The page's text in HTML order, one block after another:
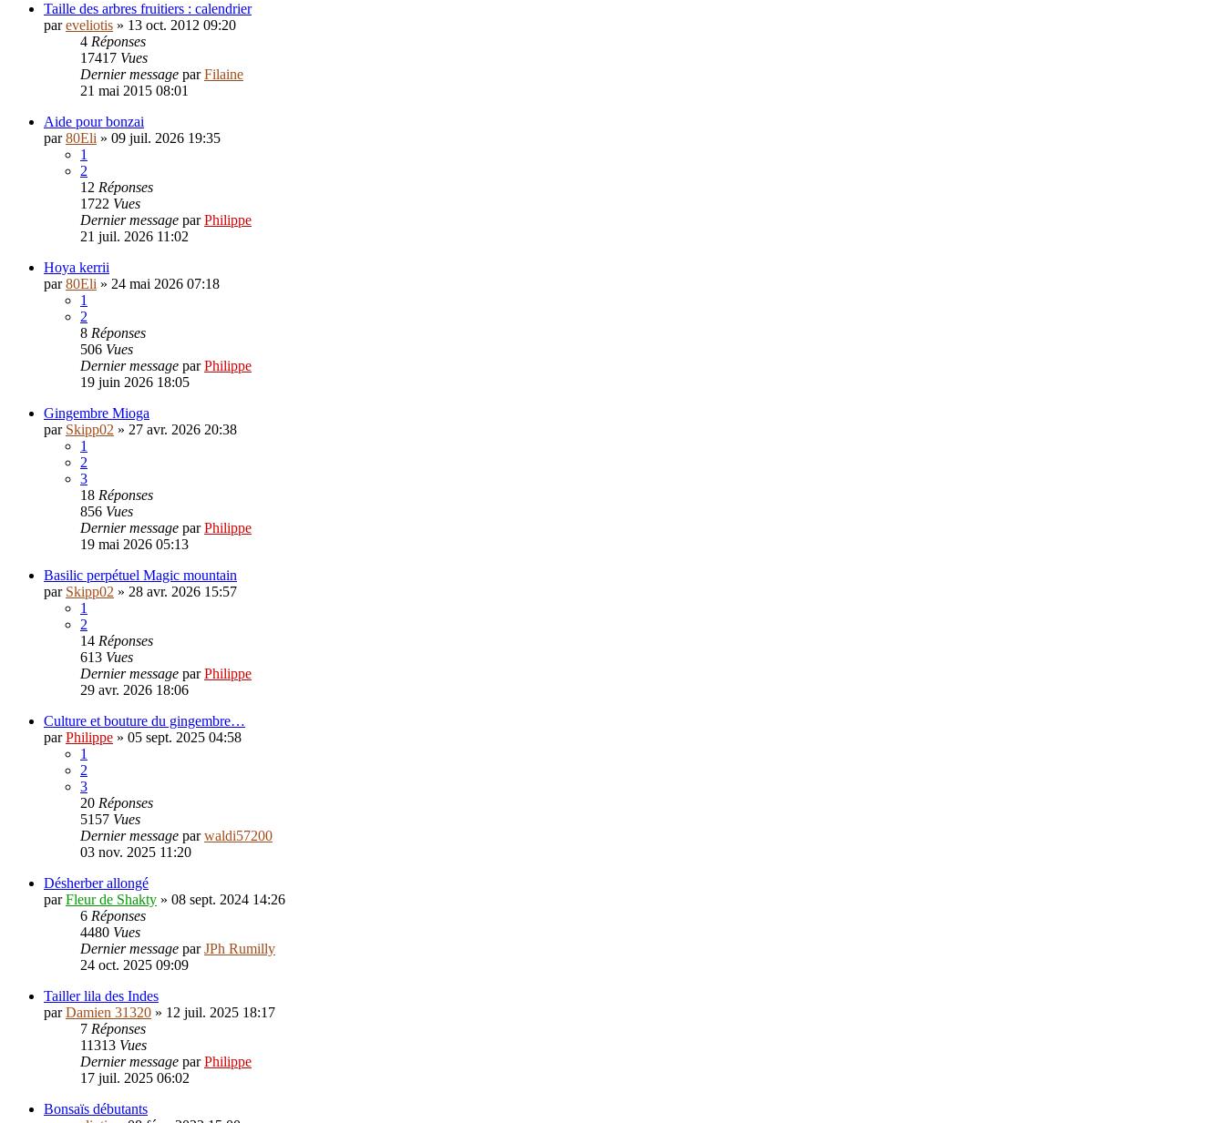
Taille des arbres fruitiers : calendrier
pareveliotis » 13 oct. 2012 09:20
4 Réponses
17417 Vues
Dernier message parFilaine
21 mai 2015 08:01
Aide pour bonzai
par80Eli » 09 juil. 2026 19:35
1
2
12 Réponses
1722 Vues
Dernier message parPhilippe
21 juil. 2026 11:02
Hoya kerrii
par80Eli » 24 mai 2026 07:18
1
2
8 Réponses
506 Vues
Dernier message parPhilippe
19 juin 2026 18:05
Gingembre Mioga
par Skipp02 » 27 avr. 2026 20:38
1
2
3
18 Réponses
856 Vues
Dernier message parPhilippe
19 mai 2026 05:13
Basilic perpétuel Magic mountain
par Skipp02 » 28 avr. 2026 15:57
1
2
14 Réponses
613 Vues
Dernier message parPhilippe
29 avr. 2026 18:06
Culture et bouture du gingembre…
parPhilippe » 05 sept. 2025 04:58
1
2
3
20 Réponses
5157 Vues
Dernier message parwaldi57200
03 nov. 2025 11:20
Désherber allongé
parFleur de Shakty » 08 sept. 2024 14:26
6 Réponses
4480 Vues
Dernier message parJPh Rumilly
24 oct. 2025 09:09
Tailler lila des Indes
parDamien 31320 » 12 juil. 2025 18:17
7 Réponses
11313 Vues
Dernier message parPhilippe
17 juil. 2025 06:02
Bonsaïs débutants